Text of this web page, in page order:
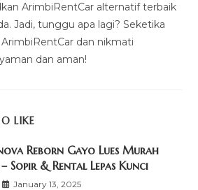
ArimbiRentCar alternatif terbaik
Jadi, tunggu apa lagi? Seketika
dan nikmati
dan aman!
LIKE
Reborn Gayo Lues Murah
Sopir & Rental Lepas Kunci
January 13, 2025